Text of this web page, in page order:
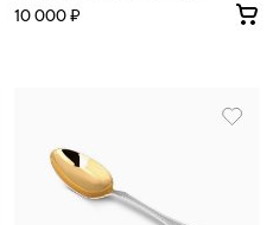
10 000 ₽